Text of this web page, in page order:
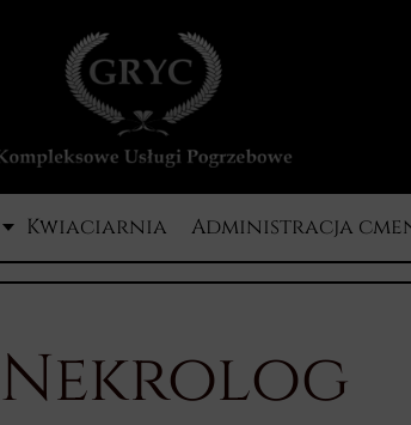
Kwiaciarnia Administracja